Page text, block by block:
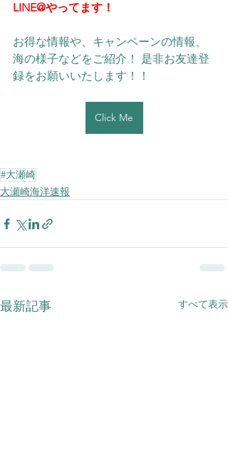
LINE@やってます！
お得な情報や、キャンペーンの情報、
海の様子などをご紹介！ 是非お友達登
録をお願いいたします！！
Click Me
#大瀬崎
大瀬崎海洋速報
最新記事 すべて表示